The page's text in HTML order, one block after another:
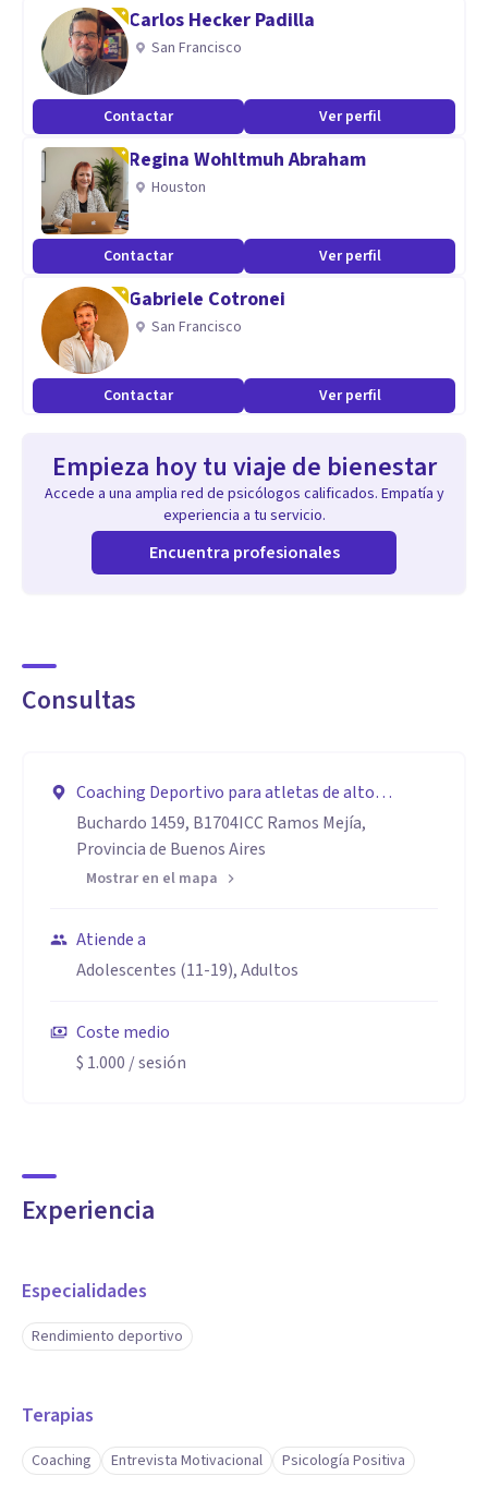
Profesor de Educación Fisica
Director Técnico de Futbol
Director Técnico Fútbol Pro
Profesor Nacional de Educación Física
Analista Táctico de Fútbol
Técnico en Recursos Humanos
Comentarista Deportivo
Carlos Hecker Padilla
San Francisco
Contactar Ver perfil
Regina Wohltmuh Abraham
Houston
Contactar Ver perfil
Gabriele Cotronei
San Francisco
Contactar Ver perfil
Empieza hoy tu viaje de bienestar
Accede a una amplia red de psicólogos calificados. Empatía y
experiencia a tu servicio.
Encuentra profesionales
Consultas
Coaching Deportivo para atletas de alto
rendimiento profesionales o amateurs ,
Sesiones motivacionales
Buchardo 1459, B1704ICC Ramos Mejía,
Provincia de Buenos Aires
Mostrar en el mapa
Atiende a
Adolescentes (11-19), Adultos
Coste medio
$ 1.000 / sesión
Experiencia
Especialidades
Rendimiento deportivo
Terapias
Coaching Entrevista Motivacional Psicología Positiva